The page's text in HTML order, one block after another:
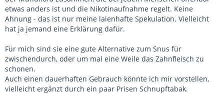
etwas anders ist und die Nikotinaufnahme regelt. Keine
Ahnung - das ist nur meine laienhafte Spekulation. Vielleicht
hat ja jemand eine Erklärung dafür.
Für mich sind sie eine gute Alternative zum Snus für
zwischendurch, oder um mal eine Weile das Zahnfleisch zu
schonen.
Auch einen dauerhaften Gebrauch könnte ich mir vorstellen,
vielleicht ergänzt durch ein paar Prisen Schnupftabak.